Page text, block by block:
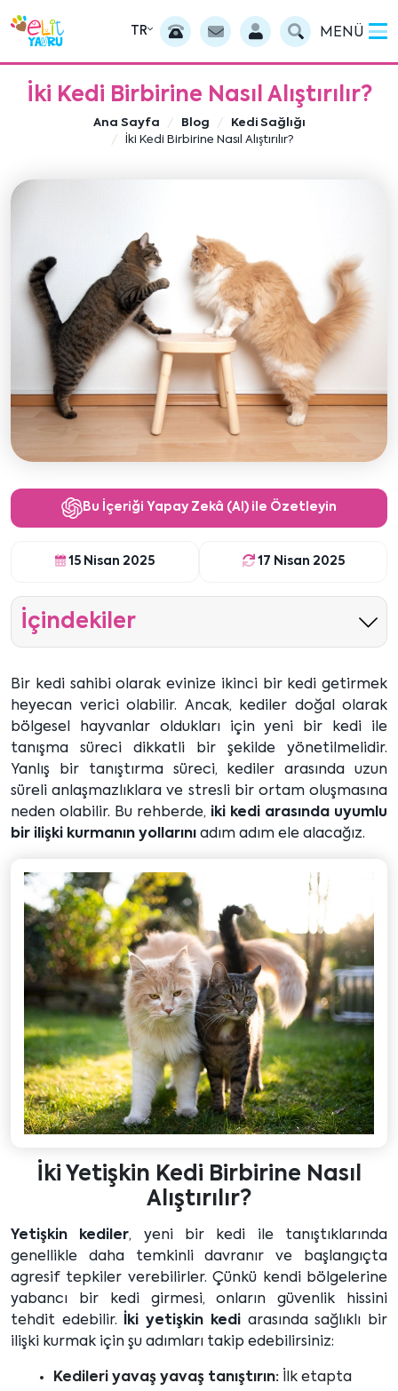
TR MENÜ
İki Kedi Birbirine Nasıl Alıştırılır?
Ana Sayfa Blog
Kedi Sağlığı
İki Kedi Birbirine Nasıl Alıştırılır?
Bu İçeriği Yapay Zekâ (AI) ile Özetleyin
15 Nisan 2025 17 Nisan 2025
İçindekiler
Bir kedi sahibi olarak evinize ikinci bir kedi getirmek
heyecan verici olabilir. Ancak, kediler doğal olarak
bölgesel hayvanlar oldukları için yeni bir kedi ile
tanışma süreci dikkatli bir şekilde yönetilmelidir.
Yanlış bir tanıştırma süreci, kediler arasında uzun
süreli anlaşmazlıklara ve stresli bir ortam oluşmasına
neden olabilir. Bu rehberde, iki kedi arasında uyumlu
bir ilişki kurmanın yollarını adım adım ele alacağız.
İki Yetişkin Kedi Birbirine Nasıl
Alıştırılır?
Yetişkin kediler, yeni bir kedi ile tanıştıklarında
genellikle daha temkinli davranır ve başlangıçta
agresif tepkiler verebilirler. Çünkü kendi bölgelerine
yabancı bir kedi girmesi, onların güvenlik hissini
tehdit edebilir. İki yetişkin kediarasında sağlıklı bir
ilişki kurmak için şu adımları takip edebilirsiniz:
Kedileri yavaş yavaş tanıştırın: İlk etapta